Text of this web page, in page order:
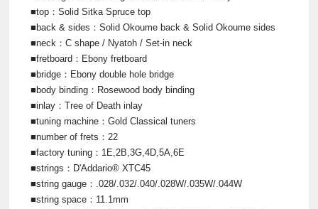
■top：Solid Sitka Spruce top
■back & sides：Solid Okoume back & Solid Okoume sides
■neck：C shape / Nyatoh / Set-in neck
■fretboard：Ebony fretboard
■bridge：Ebony double hole bridge
■body binding：Rosewood body binding
■inlay：Tree of Death inlay
■tuning machine：Gold Classical tuners
■number of frets：22
■factory tuning：1E,2B,3G,4D,5A,6E
■strings：D'Addario® XTC45
■string gauge：.028/.032/.040/.028W/.035W/.044W
■string space：11.1mm